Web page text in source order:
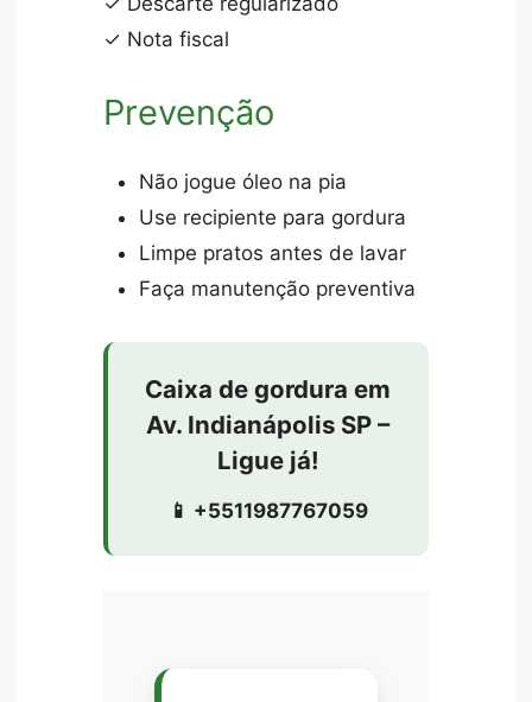
✓ Nota fiscal
Prevenção
Não jogue óleo na pia
Use recipiente para gordura
Limpe pratos antes de lavar
Faça manutenção preventiva
Caixa de gordura em
Av. Indianápolis SP –
Ligue já!
📱 +5511987767059